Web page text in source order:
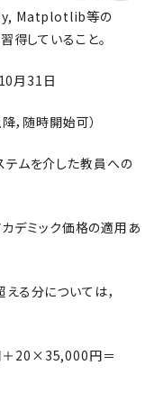
Matplotlib等の
していること。
月31日
随時開始可）
テムを介した教員への
ミック価格の適用あ
る分については，
＋20×35,000円＝